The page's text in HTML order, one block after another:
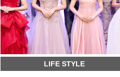
LIFE STYLE